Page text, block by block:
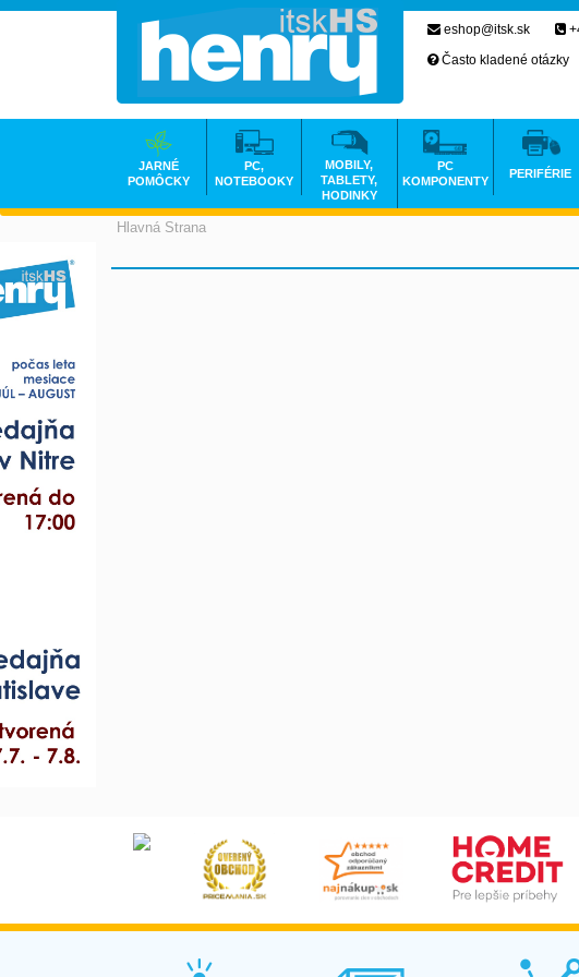
Hlavná Strana
eshop@itsk.sk
Často kladené otázky
JARNÉ
POMÔCKY
PC,
NOTEBOOKY
MOBILY,
TABLETY,
HODINKY
PC
KOMPONENTY
PERIFÉRIE